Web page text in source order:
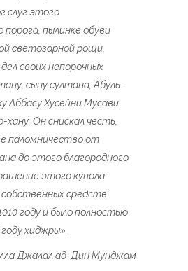
слуг этого
пылинке обуви
светозарной рощи,
своих непорочных
сыну султана, Абуль-
Аббасу Хусейни Мусави
хану. Он снискал честь,
паломничество от
до этого благородного
этого купола
средств
году и было полностью
хиджры».
Джалал ад-Дин Мунджам